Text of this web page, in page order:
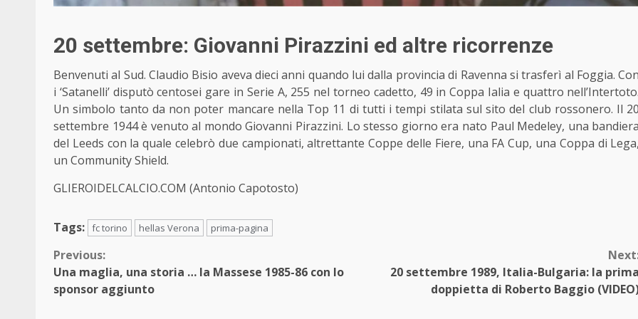
20 settembre: Giovanni Pirazzini ed altre ricorrenze
Benvenuti al Sud. Claudio Bisio aveva dieci anni quando lui dalla provincia di Ravenna si trasferì al Foggia. Con
i ‘Satanelli’ disputò centosei gare in Serie A, 255 nel torneo cadetto, 49 in Coppa Ialia e quattro nell’Intertoto.
Un simbolo tanto da non poter mancare nella Top 11 di tutti i tempi stilata sul sito del club rossonero. Il 20
settembre 1944 è venuto al mondo Giovanni Pirazzini. Lo stesso giorno era nato Paul Medeley, una bandiera
del Leeds con la quale celebrò due campionati, altrettante Coppe delle Fiere, una FA Cup, una Coppa di Lega,
un Community Shield.
GLIEROIDELCALCIO.COM (Antonio Capotosto)
Tags: fc torino hellas Verona prima-pagina
Continue
Reading
Previous:
Una maglia, una storia … la Massese 1985-86 con lo
sponsor aggiunto
20 settembre 1989, Italia-Bulgaria: la prima
doppietta di Roberto Baggio